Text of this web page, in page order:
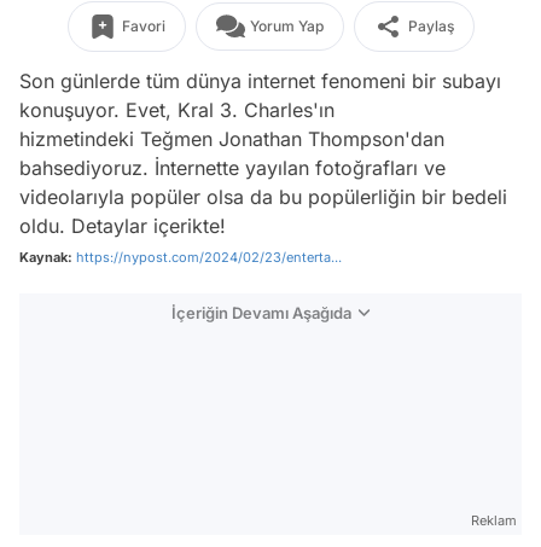
Favori Yorum Yap Paylaş
Son günlerde tüm dünya internet fenomeni bir subayı
konuşuyor. Evet, Kral 3. Charles'ın
hizmetindeki Teğmen Jonathan Thompson'dan
bahsediyoruz. İnternette yayılan fotoğrafları ve
videolarıyla popüler olsa da bu popülerliğin bir bedeli
oldu. Detaylar içerikte!
Kaynak: https://nypost.com/2024/02/23/enterta...
İçeriğin Devamı Aşağıda
Reklam